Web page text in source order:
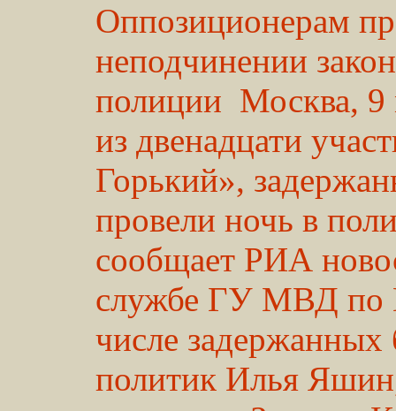
Оппозиционерам
неподчинении
полиции Москва,
из двенадцати
Горький»,
провели ночь в
сообщает РИА
службе ГУ МВД по
числе
политик Илья